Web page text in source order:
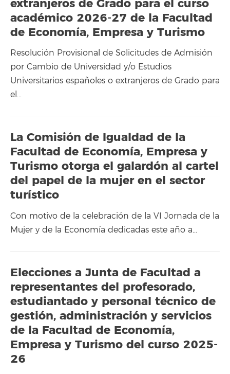
extranjeros de Grado para el curso
académico 2026-27 de la Facultad
de Economía, Empresa y Turismo
Resolución Provisional de Solicitudes de Admisión
por Cambio de Universidad y/o Estudios
Universitarios españoles o extranjeros de Grado para
el…
La Comisión de Igualdad de la
Facultad de Economía, Empresa y
Turismo otorga el galardón al cartel
del papel de la mujer en el sector
turístico
Con motivo de la celebración de la VI Jornada de la
Mujer y de la Economía dedicadas este año a…
Elecciones a Junta de Facultad a
representantes del profesorado,
estudiantado y personal técnico de
gestión, administración y servicios
de la Facultad de Economía,
Empresa y Turismo del curso 2025-
26